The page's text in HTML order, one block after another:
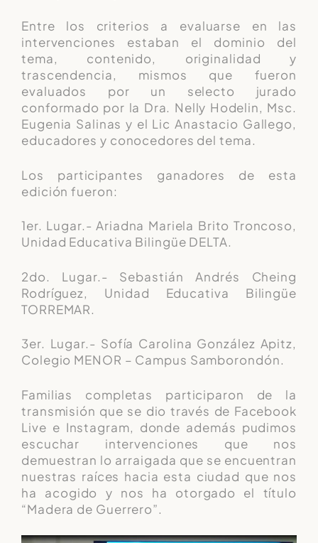
Entre los criterios a evaluarse en las
intervenciones estaban el dominio del
tema, contenido, originalidad y
trascendencia, mismos que fueron
evaluados por un selecto jurado
conformado por la Dra. Nelly Hodelin, Msc.
Eugenia Salinas y el Lic Anastacio Gallego,
educadores y conocedores del tema.
Los participantes ganadores de esta
edición fueron:
1er. Lugar.- Ariadna Mariela Brito Troncoso,
Unidad Educativa Bilingüe DELTA.
2do. Lugar.- Sebastián Andrés Cheing
Rodríguez, Unidad Educativa Bilingüe
TORREMAR.
3er. Lugar.- Sofía Carolina González Apitz,
Colegio MENOR – Campus Samborondón.
Familias completas participaron de la
transmisión que se dio través de Facebook
Live e Instagram, donde además pudimos
escuchar intervenciones que nos
demuestran lo arraigada que se encuentran
nuestras raíces hacia esta ciudad que nos
ha acogido y nos ha otorgado el título
“Madera de Guerrero”.